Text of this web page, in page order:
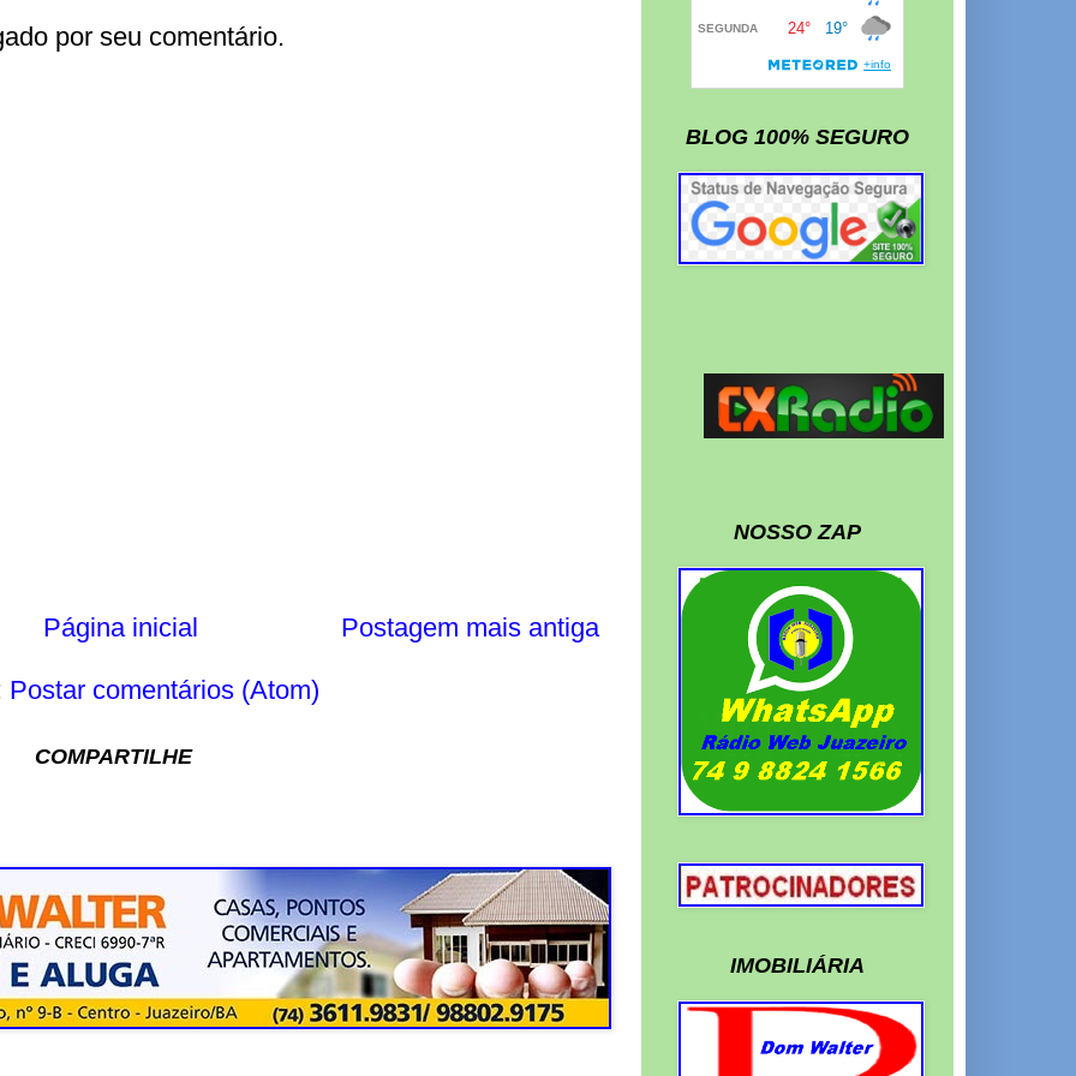
por seu comentário.
Postagem mais antiga
Página inicial
Postar comentários (Atom)
COMPARTILHE
BLOG 100% SEGURO
NOSSO ZAP
IMOBILIÁRIA